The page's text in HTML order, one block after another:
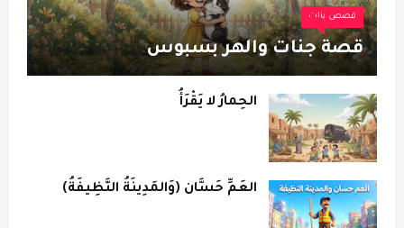
قصص بنات
قصة جنات والهر بسبوس
الحِمارُ لا يَقْرَأُ
العَمِّ حَسَّان (وَالمَدِينَةُ النَّظِيفَةُ)